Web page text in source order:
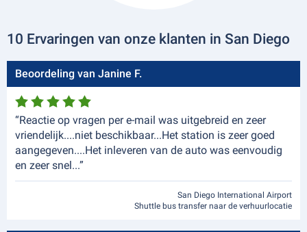
10 Ervaringen van onze klanten in San Diego
Beoordeling van Janine F.
“Reactie op vragen per e-mail was uitgebreid en zeer
vriendelijk....niet beschikbaar...Het station is zeer goed
aangegeven....Het inleveren van de auto was eenvoudig
en zeer snel...”
San Diego International Airport
Shuttle bus transfer naar de verhuurlocatie